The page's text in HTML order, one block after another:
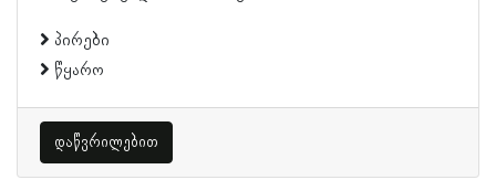
პირები
წყარო
დაწვრილებით